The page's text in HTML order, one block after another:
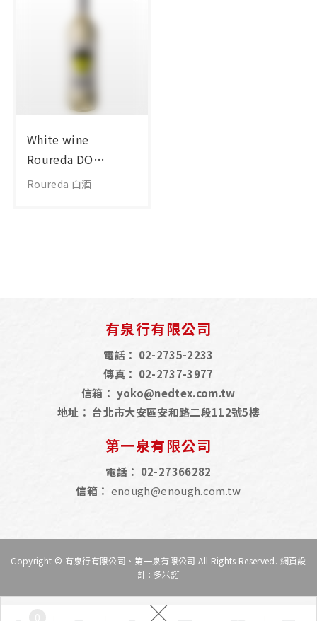
×
White wine
Roureda DO
Tarragona
Roureda 白酒
有泉行有限公司
電話： 02-2735-2233
傳真： 02-2737-3977
信箱： yoko@nedtex.com.tw
地址： 台北市大安區安和路二段112號5樓
第一泉有限公司
電話： 02-27366282
信箱： enough@enough.com.tw
Copyright © 有泉行有限公司、第一泉有限公司 All Rights Reserved. 網頁設
計 : 多米諾